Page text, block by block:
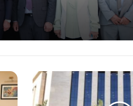
وزير
التعليم
العالي